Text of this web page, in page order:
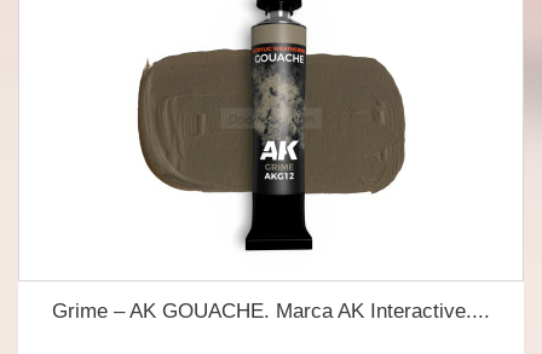
Grime – AK GOUACHE. Marca AK Interactive....